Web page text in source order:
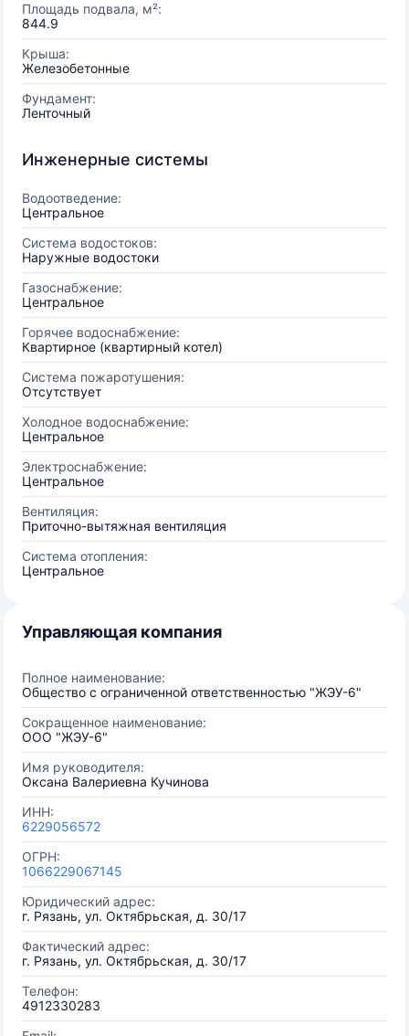
Площадь подвала, м²:
844.9
Крыша:
Железобетонные
Фундамент:
Ленточный
Инженерные системы
Водоотведение:
Центральное
Система водостоков:
Наружные водостоки
Газоснабжение:
Центральное
Горячее водоснабжение:
Квартирное (квартирный котел)
Система пожаротушения:
Отсутствует
Холодное водоснабжение:
Центральное
Электроснабжение:
Центральное
Вентиляция:
Приточно-вытяжная вентиляция
Система отопления:
Центральное
Управляющая компания
Полное наименование:
Общество с ограниченной ответственностью "ЖЭУ-6"
Сокращенное наименование:
ООО "ЖЭУ-6"
Имя руководителя:
Оксана Валериевна Кучинова
ИНН:
6229056572
ОГРН:
1066229067145
Юридический адрес:
г. Рязань, ул. Октябрьская, д. 30/17
Фактический адрес:
г. Рязань, ул. Октябрьская, д. 30/17
Телефон:
4912330283